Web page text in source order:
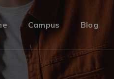
Campus Blog